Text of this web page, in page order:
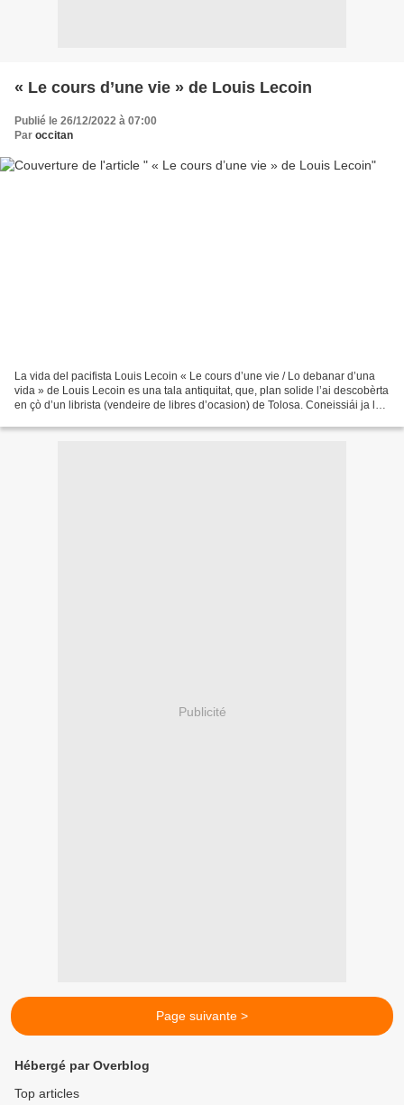
« Le cours d’une vie » de Louis Lecoin
Publié le 26/12/2022 à 07:00
Par occitan
La vida del pacifista Louis Lecoin « Le cours d’une vie / Lo debanar d’una
vida » de Louis Lecoin es una tala antiquitat, que, plan solide l’ai descobèrta
en çò d’un librista (vendeire de libres d’ocasion) de Tolosa. Coneissiái ja lo
Publicité
Page suivante >
Hébergé par Overblog
Top articles